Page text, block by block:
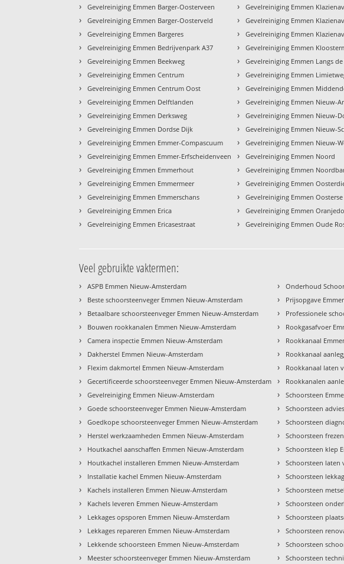
› Gevelreiniging Emmen Barger-Oosterveen
› Gevelreiniging Emmen Barger-Oosterveld
› Gevelreiniging Emmen Bargeres
› Gevelreiniging Emmen Bedrijvenpark A37
› Gevelreiniging Emmen Beekweg
› Gevelreiniging Emmen Centrum
› Gevelreiniging Emmen Centrum Oost
› Gevelreiniging Emmen Delftlanden
› Gevelreiniging Emmen Derksweg
› Gevelreiniging Emmen Dordse Dijk
› Gevelreiniging Emmen Emmer-Compascuum
› Gevelreiniging Emmen Emmer-Erfscheidenveen
› Gevelreiniging Emmen Emmerhout
› Gevelreiniging Emmen Emmermeer
› Gevelreiniging Emmen Emmerschans
› Gevelreiniging Emmen Erica
› Gevelreiniging Emmen Ericasestraat
› Gevelreiniging Emmen
› Gevelreiniging Emmen
› Gevelreiniging Emmen
› Gevelreiniging Emmen
› Gevelreiniging Emmen Langs
› Gevelreiniging Emmen
› Gevelreiniging Emmen
› Gevelreiniging Emmen Nieuw-
› Gevelreiniging Emmen Nieuw-
› Gevelreiniging Emmen Nieuw-
› Gevelreiniging Emmen Nieuw-
› Gevelreiniging Emmen Noord
› Gevelreiniging Emmen
› Gevelreiniging Emmen
› Gevelreiniging Emmen Oosterse
› Gevelreiniging Emmen
› Gevelreiniging Emmen Oude
Veel gebruikte vaktermen:
› ASPB Emmen Nieuw-Amsterdam
› Beste schoorsteenveger Emmen Nieuw-Amsterdam
› Betaalbare schoorsteenveger Emmen Nieuw-Amsterdam
› Bouwen rookkanalen Emmen Nieuw-Amsterdam
› Camera inspectie Emmen Nieuw-Amsterdam
› Dakherstel Emmen Nieuw-Amsterdam
› Flexim dakmortel Emmen Nieuw-Amsterdam
› Gecertificeerde schoorsteenveger Emmen Nieuw-Amsterdam
› Gevelreiniging Emmen Nieuw-Amsterdam
› Goede schoorsteenveger Emmen Nieuw-Amsterdam
› Goedkope schoorsteenveger Emmen Nieuw-Amsterdam
› Herstel werkzaamheden Emmen Nieuw-Amsterdam
› Houtkachel aanschaffen Emmen Nieuw-Amsterdam
› Houtkachel installeren Emmen Nieuw-Amsterdam
› Installatie kachel Emmen Nieuw-Amsterdam
› Kachels installeren Emmen Nieuw-Amsterdam
› Kachels leveren Emmen Nieuw-Amsterdam
› Lekkages opsporen Emmen Nieuw-Amsterdam
› Lekkages repareren Emmen Nieuw-Amsterdam
› Lekkende schoorsteen Emmen Nieuw-Amsterdam
› Meester schoorsteenveger Emmen Nieuw-Amsterdam
› Onderhoud
› Prijsopgave
› Professionele
› Rookgasafvoer
› Rookkanaal
› Rookkanaal
› Rookkanaal laten
› Rookkanalen
› Schoorsteen
› Schoorsteen
› Schoorsteen
› Schoorsteen
› Schoorsteen klep
› Schoorsteen laten
› Schoorsteen
› Schoorsteen
› Schoorsteen
› Schoorsteen
› Schoorsteen
› Schoorsteen
› Schoorsteen